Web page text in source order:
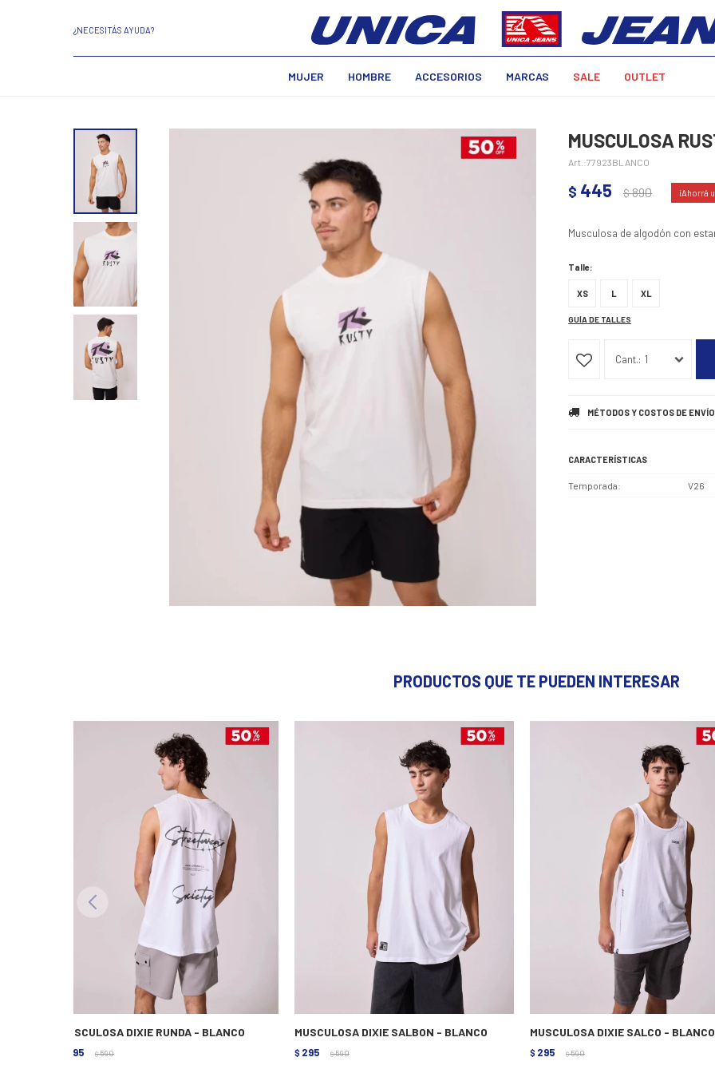
MUJER HOMBRE ACCESORIOS MARCAS SALE OUTLET
¿NECESITÁS AYUDA?
MUSCULOSA
77923BLANCO
$ 445 $890
Musculosa de algodón con
Talle:
XS L XL
GUÍA DE TALLES
1
MÉTODOS Y COSTOS DE ENVÍO
CARACTERÍSTICAS
Temporada V26
PRODUCTOS QUE TE PUEDEN INTERESAR
MUSCULOSA DIXIE RUNDA - BLANCO
295 $ 590
MUSCULOSA DIXIE SALBON - BLANCO
$ 295 $ 590
MUSCULOSA DIXIE SALCO - BLANCO
$ 295 $ 590